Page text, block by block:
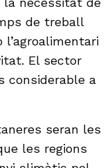
de treball
El sector
considerable a
seran les
les regions